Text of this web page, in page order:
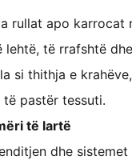
rullat apo karrocat
të rrafshtë
si thithja e
pastër tessuti.
të lartë
dhe